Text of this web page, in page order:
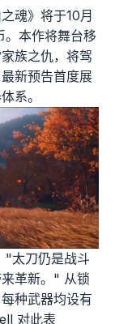
魂》将于10月
。本作将舞台移
族之仇，将驾
新预告首度展
系。
"太刀仍是战斗
革新。" 从锁
种武器均设有
对此表